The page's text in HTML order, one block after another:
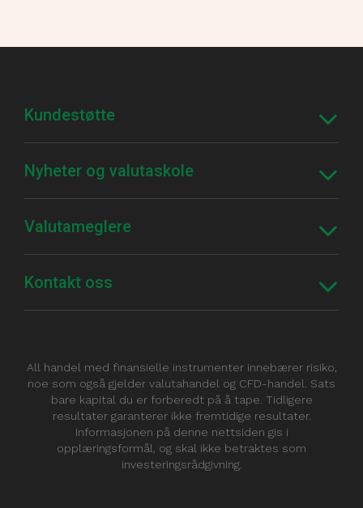
Kundestøtte
Nyheter og valutaskole
Valutameglere
Kontakt oss
All handel med finansielle instrumenter innebærer risiko,
noe som også gjelder valutahandel og CFD-handel. Sats
bare kapital du er forberedt på å tape. Tidligere
resultater garanterer ikke fremtidige resultater.
Informasjonen på denne nettsiden gis i
opplæringsformål, og skal ikke betraktes som
investeringsrådgivning.